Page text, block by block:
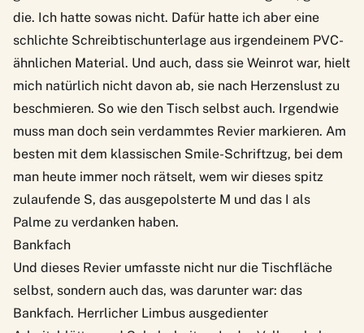
die. Ich hatte sowas nicht. Dafür hatte ich aber eine
schlichte Schreibtischunterlage aus irgendeinem PVC-
ähnlichen Material. Und auch, dass sie Weinrot war, hielt
mich natürlich nicht davon ab, sie nach Herzenslust zu
beschmieren. So wie den Tisch selbst auch. Irgendwie
muss man doch sein verdammtes Revier markieren. Am
besten mit dem klassischen Smile-Schriftzug, bei dem
man heute immer noch rätselt, wem wir dieses spitz
zulaufende S, das ausgepolsterte M und das I als
Palme zu verdanken haben.
Bankfach
Und dieses Revier umfasste nicht nur die Tischfläche
selbst, sondern auch das, was darunter war: das
Bankfach. Herrlicher Limbus ausgedienter